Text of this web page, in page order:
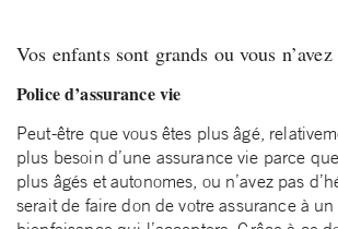
Vos enfants sont grands ou vous
Police d’assurance vie
Peut-être que vous êtes plus âgé,
plus besoin d’une assurance vie parce
plus âgés et autonomes, ou n’avez pas
serait de faire don de votre assurance à